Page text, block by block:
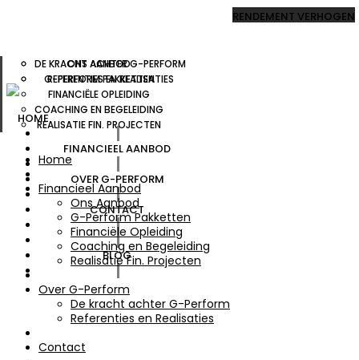
HOME
FINANCIEEL AANBOD
ONS AANBOD
G-PERFORM PAKKETTEN
FINANCIËLE OPLEIDING
COACHING EN BEGELEIDING
REALISATIE FIN. PROJECTEN
OVER G-PERFORM
DE KRACHT ACHTER G-PERFORM
REFERENTIES EN REALISATIES
CONTACT
RENDEMENT VERHOGEN
BLOG
Home
Financieel Aanbod
Ons Aanbod
G-Perform Pakketten
Financiële Opleiding
Coaching en Begeleiding
Realisatie Fin. Projecten
Over G-Perform
De kracht achter G-Perform
Referenties en Realisaties
Contact